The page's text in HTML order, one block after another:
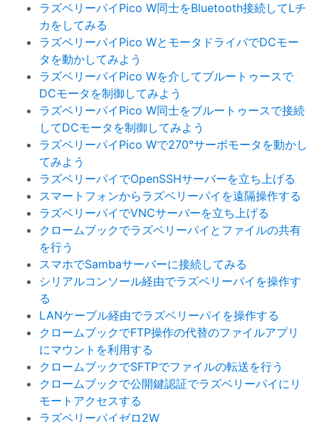
ラズベリーパイPico W同士をBluetooth接続してLチ
カをしてみる
ラズベリーパイPico WとモータドライバでDCモー
タを動かしてみよう
ラズベリーパイPico Wを介してブルートゥースで
DCモータを制御してみよう
ラズベリーパイPico W同士をブルートゥースで接続
してDCモータを制御してみよう
ラズベリーパイPico Wで270°サーボモータを動かし
てみよう
ラズベリーパイでOpenSSHサーバーを立ち上げる
スマートフォンからラズベリーパイを遠隔操作する
ラズベリーパイでVNCサーバーを立ち上げる
クロームブックでラズベリーパイとファイルの共有
を行う
スマホでSambaサーバーに接続してみる
シリアルコンソール経由でラズベリーパイを操作す
る
LANケーブル経由でラズベリーパイを操作する
クロームブックでFTP操作の代替のファイルアプリ
にマウントを利用する
クロームブックでSFTPでファイルの転送を行う
クロームブックで公開鍵認証でラズベリーパイにリ
モートアクセスする
ラズベリーパイゼロ2W